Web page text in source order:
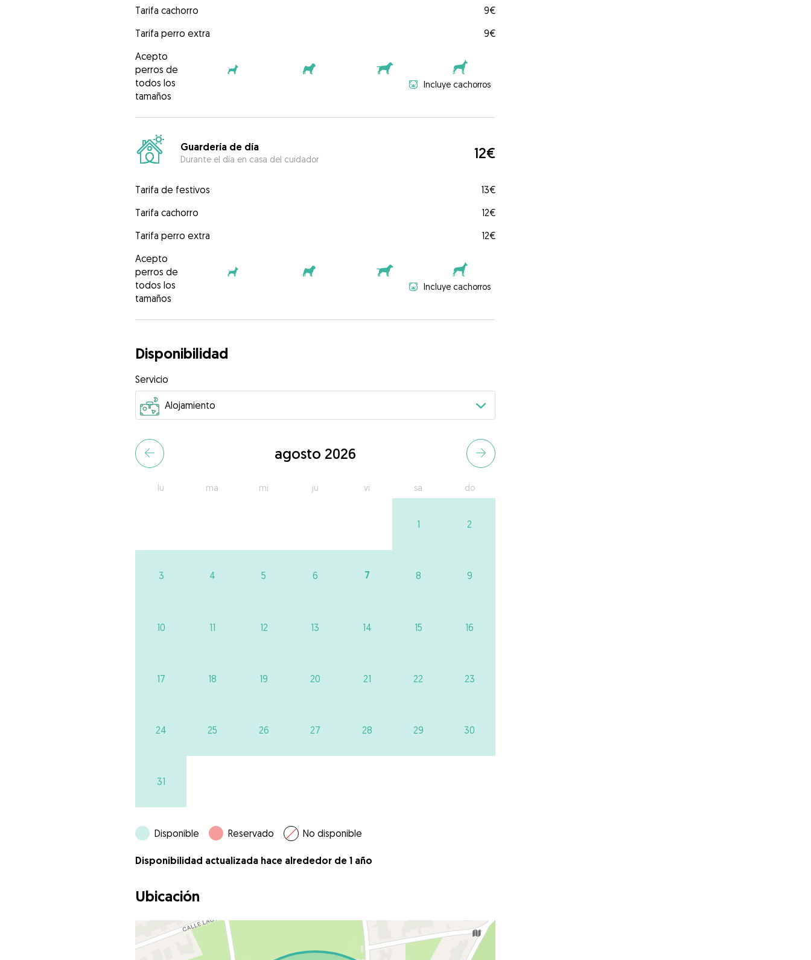
Tarifa cachorro
9€
Tarifa perro extra
9€
Acepto
perros de
todos los
tamaños
Incluye cachorros
Guardería de día
Durante el día en casa del cuidador 12€
Tarifa de festivos
13€
Tarifa cachorro
12€
Tarifa perro extra
12€
Acepto
perros de
todos los
tamaños
Incluye cachorros
Disponibilidad
Servicio
agosto 2026
lu ma mi ju vi sa do
1 2
3 4 5 6 7 8 9
10 11 12 13 14 15 16
17 18 19 20 21 22 23
24 25 26 27 28 29 30
31
Disponible Reservado No disponible
Disponibilidad actualizada hace alrededor de 1 año
Ubicación